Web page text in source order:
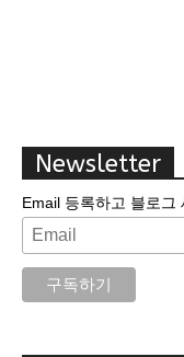
Newsletter
Email 등록하고 블로그